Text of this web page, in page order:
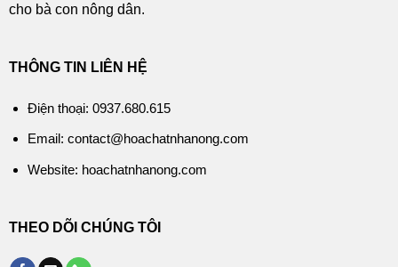
cho bà con nông dân.
THÔNG TIN LIÊN HỆ
Điện thoại: 0937.680.615
Email: contact@hoachatnhanong.com
Website: hoachatnhanong.com
THEO DÕI CHÚNG TÔI